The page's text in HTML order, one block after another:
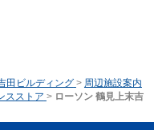
田ビルディング > 周辺施設案内
スストア > ローソン 鶴見上末吉